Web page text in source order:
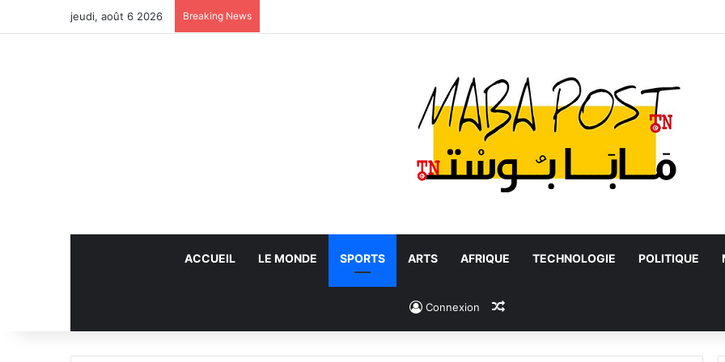
jeudi, août 6 2026 Breaking News
ACCUEIL LE MONDE SPORTS ARTS AFRIQUE TECHNOLOGIE POLITIQUE
Connexion Article Aléatoire